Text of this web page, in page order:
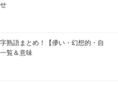
熟語まとめ！【儚い・幻想的・自
覧＆意味